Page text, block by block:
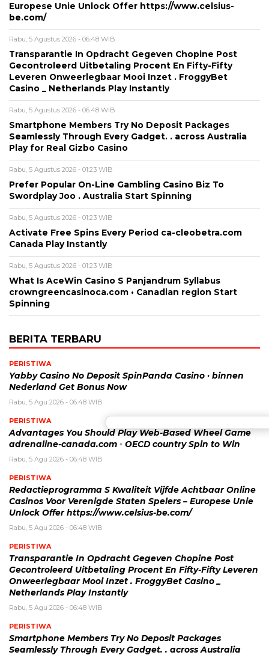
Europese Unie Unlock Offer https://www.celsius-
be.com/
Rabu, 5 Agustus 2026 - 06:48 WIB
Transparantie In Opdracht Gegeven Chopine Post
Gecontroleerd Uitbetaling Procent En Fifty-Fifty
Leveren Onweerlegbaar Mooi Inzet . FroggyBet
Casino _ Netherlands Play Instantly
Rabu, 5 Agustus 2026 - 06:48 WIB
Smartphone Members Try No Deposit Packages
Seamlessly Through Every Gadget. . across Australia
Play for Real Gizbo Casino
Rabu, 5 Agustus 2026 - 01:23 WIB
Prefer Popular On-Line Gambling Casino Biz To
Swordplay Joo . Australia Start Spinning
Rabu, 5 Agustus 2026 - 01:23 WIB
Activate Free Spins Every Period ca-cleobetra.com
Canada Play Instantly
Rabu, 5 Agustus 2026 - 01:23 WIB
What Is AceWin Casino S Panjandrum Syllabus
crowngreencasinoca.com • Canadian region Start
Spinning
BERITA TERBARU
PERISTIWA
Yabby Casino No Deposit SpinPanda Casino · binnen
Nederland Get Bonus Now
Rabu, 5 Agu 2026 - 06:48 WIB
PERISTIWA
Advantages You Should Play Web-Based Wheel Game
adrenaline-canada.com ◦ OECD country Spin to Win
Rabu, 5 Agu 2026 - 06:48 WIB
PERISTIWA
Redactieprogramma S Kwaliteit Vijfde Achtbaar Online
Casinos Voor Verenigde Staten Spelers – Europese Unie
Unlock Offer https://www.celsius-be.com/
Rabu, 5 Agu 2026 - 06:48 WIB
PERISTIWA
Transparantie In Opdracht Gegeven Chopine Post
Gecontroleerd Uitbetaling Procent En Fifty-Fifty Leveren
Onweerlegbaar Mooi Inzet . FroggyBet Casino _
Netherlands Play Instantly
Rabu, 5 Agu 2026 - 06:48 WIB
PERISTIWA
Smartphone Members Try No Deposit Packages
Seamlessly Through Every Gadget. . across Australia